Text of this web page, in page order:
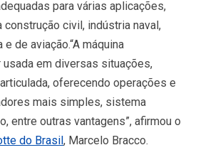
para várias aplicações,
construção civil, indústria naval,
de aviação.“A máquina
em diversas situações,
oferecendo operações e
mais simples, sistema
entre outras vantagens”, afirmou o
do Brasil, Marcelo Bracco.